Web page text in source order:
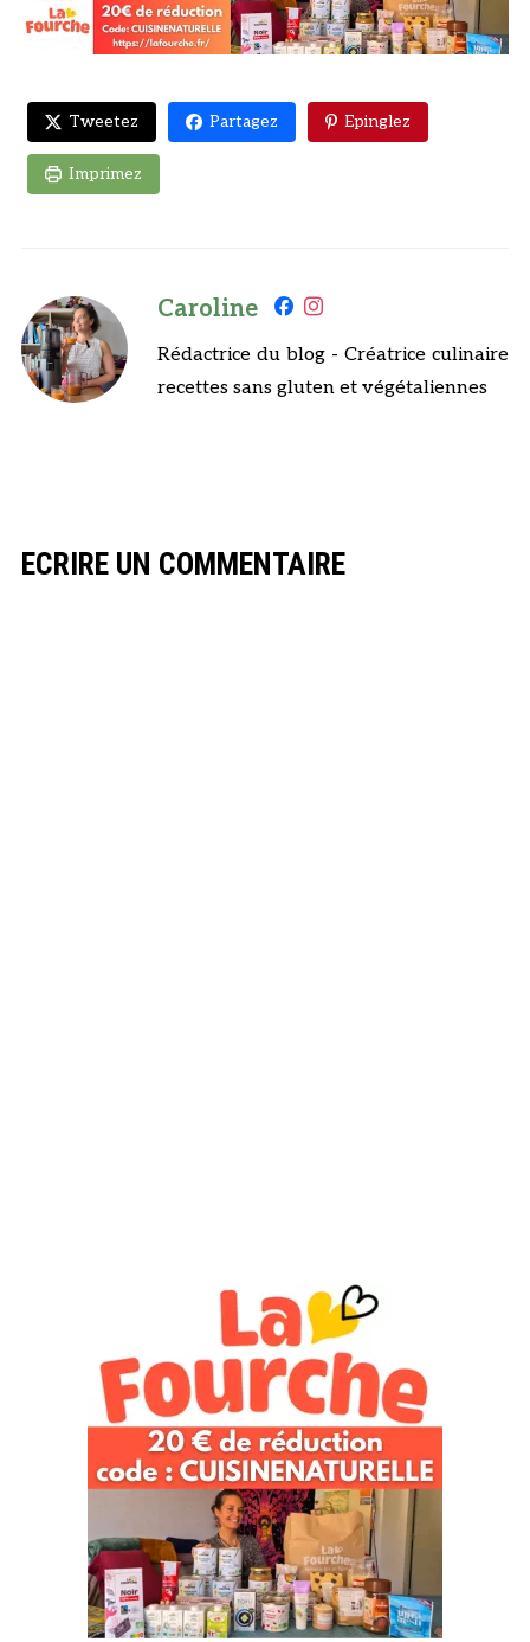
Tweetez Partagez Epinglez
Imprimez
Caroline
Rédactrice du blog - Créatrice culinaire
recettes sans gluten et végétaliennes
ECRIRE UN COMMENTAIRE